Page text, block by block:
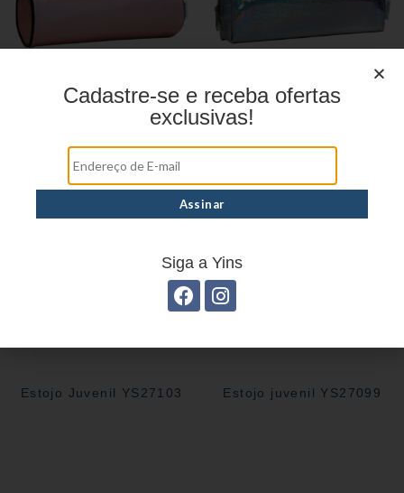
Estojo Juvenil YS27103 Estojo juvenil YS27099
Cadastre-se e receba ofertas
exclusivas!
Siga a Yins